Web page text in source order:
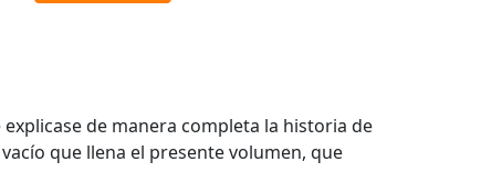
de manera completa la historia de
que llena el presente volumen, que